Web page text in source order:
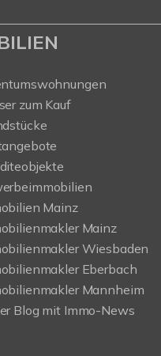
zum Kauf
Mainz
Mainz
Wiesbaden
Eberbach
Mannheim
Blog mit Immo-News